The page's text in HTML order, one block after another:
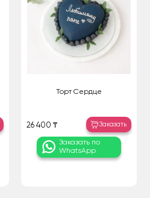
Торт Сердце
26 400 ₸ Заказать
Заказать по
WhatsApp